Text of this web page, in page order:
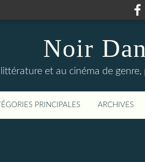
Noir
et au cinéma de
PRINCIPALES ARCHIVES